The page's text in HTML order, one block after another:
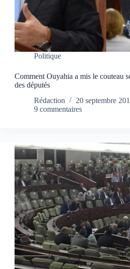
Politique
Comment Ouyahia a mis le couteau
des députés
Rédaction
20 septembre
9 commentaires